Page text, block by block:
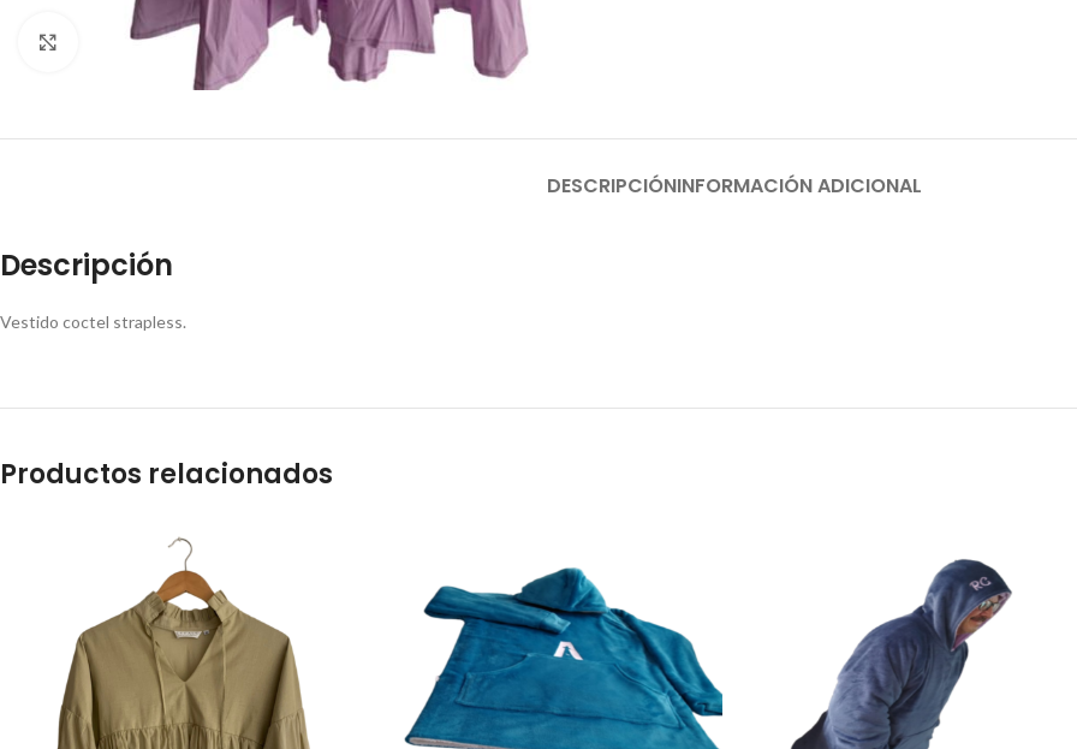
Click to enlarge
DESCRIPCIÓNINFORMACIÓN ADICIONAL
Descripción
Vestido coctel strapless.
Productos relacionados